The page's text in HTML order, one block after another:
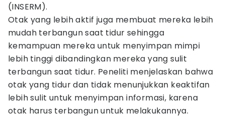
(INSERM).
Otak yang lebih aktif juga membuat mereka lebih
mudah terbangun saat tidur sehingga
kemampuan mereka untuk menyimpan mimpi
lebih tinggi dibandingkan mereka yang sulit
terbangun saat tidur. Peneliti menjelaskan bahwa
otak yang tidur dan tidak menunjukkan keaktifan
lebih sulit untuk menyimpan informasi, karena
otak harus terbangun untuk melakukannya.